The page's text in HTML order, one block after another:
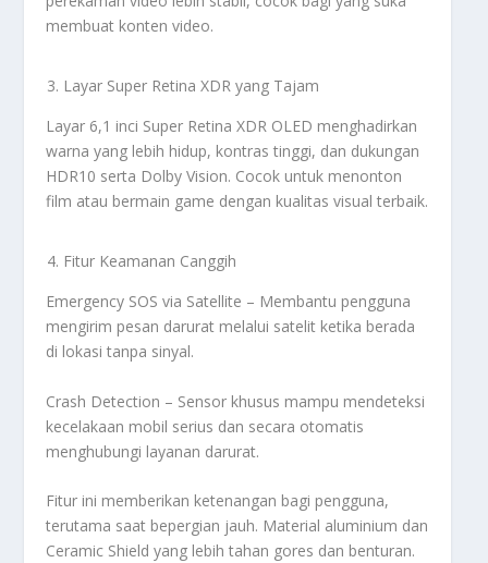
membuat konten video.
Layar Super Retina XDR yang Tajam
Layar 6,1 inci Super Retina XDR OLED menghadirkan
warna yang lebih hidup, kontras tinggi, dan dukungan
HDR10 serta Dolby Vision. Cocok untuk menonton
film atau bermain game dengan kualitas visual terbaik.
Fitur Keamanan Canggih
Emergency SOS via Satellite – Membantu pengguna
mengirim pesan darurat melalui satelit ketika berada
di lokasi tanpa sinyal.
Crash Detection – Sensor khusus mampu mendeteksi
kecelakaan mobil serius dan secara otomatis
menghubungi layanan darurat.
Fitur ini memberikan ketenangan bagi pengguna,
terutama saat bepergian jauh. Material aluminium dan
Ceramic Shield yang lebih tahan gores dan benturan.